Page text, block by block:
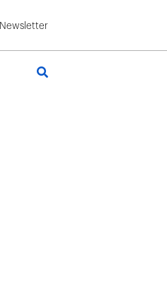
Newsletter